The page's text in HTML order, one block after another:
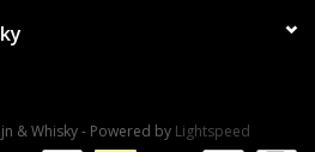
& Whisky - Powered by Lightspeed